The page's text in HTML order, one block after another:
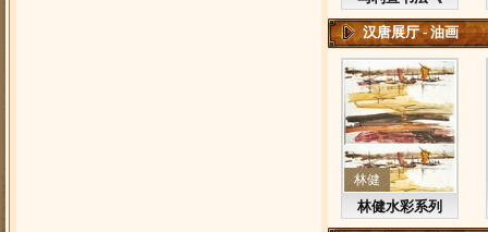
汉唐展厅 - 油画
林健
林健水彩系列